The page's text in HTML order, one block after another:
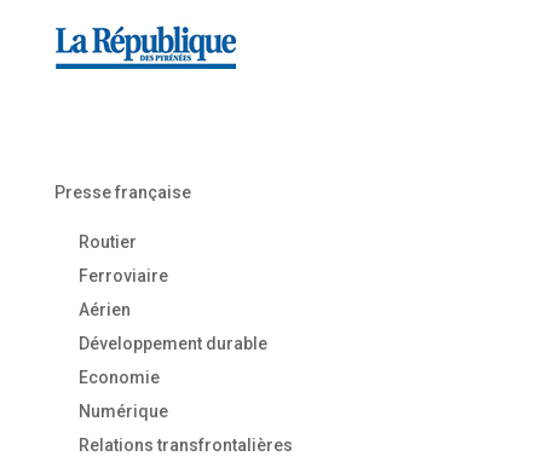
Presse française
Routier
Ferroviaire
Aérien
Développement durable
Economie
Numérique
Relations transfrontalières